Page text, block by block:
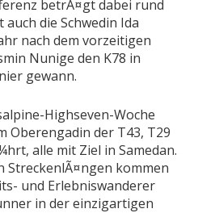
betrÃ¤gt dabei rund
auch die Schwedin Ida
nach dem vorzeitigen
Nunige den K78 in
gewann.
Highseven-Woche
Oberengadin der T43, T29
alle mit Ziel in Samedan.
StreckenlÃ¤ngen kommen
und Erlebniswanderer
in der einzigartigen